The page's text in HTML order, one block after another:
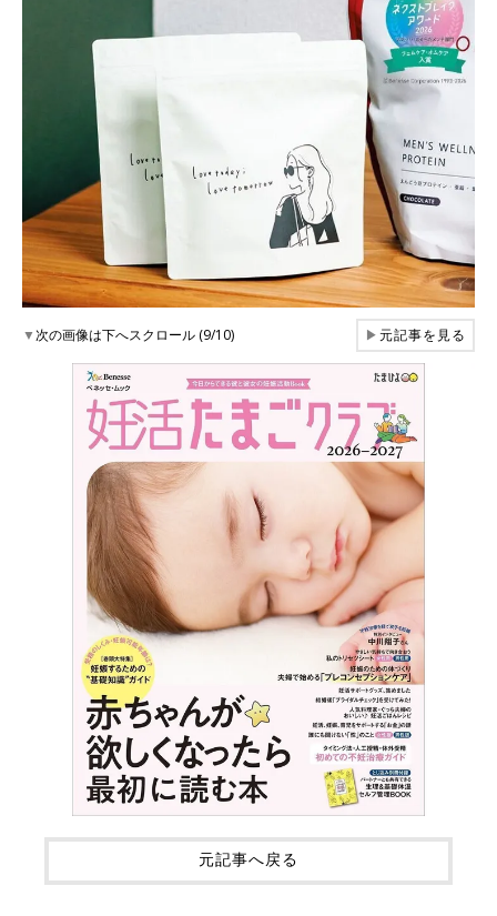
▼次の画像は下へスクロール (9/10) ▶元記事を見る
元記事へ戻る